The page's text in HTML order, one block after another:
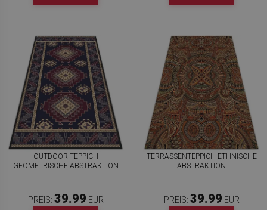
OUTDOOR TEPPICH
GEOMETRISCHE ABSTRAKTION
PREIS: 39.99 EUR
TERRASSENTEPPICH ETHNISCHE
ABSTRAKTION
PREIS: 39.99 EUR